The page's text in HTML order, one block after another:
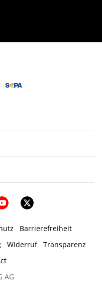
Barrierefreiheit
Widerruf
Transparenz
AG